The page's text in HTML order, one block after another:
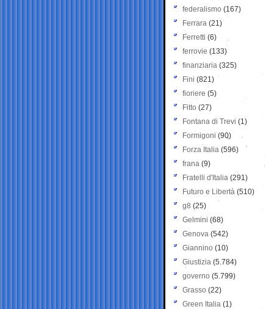
federalismo (167)
Ferrara (21)
Ferretti (6)
ferrovie (133)
finanziaria (325)
Fini (821)
fioriere (5)
Fitto (27)
Fontana di Trevi (1)
Formigoni (90)
Forza Italia (596)
frana (9)
Fratelli d'Italia (291)
Futuro e Libertà (510)
g8 (25)
Gelmini (68)
Genova (542)
Giannino (10)
Giustizia (5.784)
governo (5.799)
Grasso (22)
Green Italia (1)